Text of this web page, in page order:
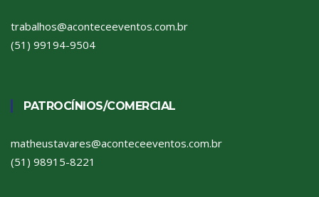
trabalhos@aconteceeventos.com.br
(51) 99194-9504
PATROCÍNIOS/COMERCIAL
matheustavares@aconteceeventos.com.br
(51) 98915-8221